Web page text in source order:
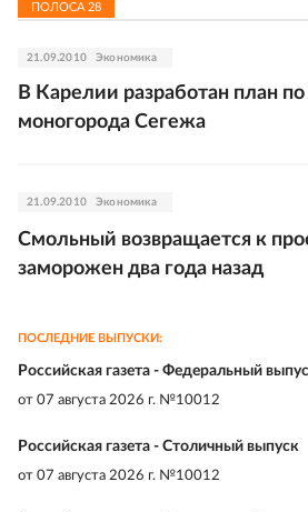
ПОЛОСА 28
21.09.2010 Экономика
В Карелии разработан план
моногорода Сегежа
21.09.2010 Экономика
Смольный возвращается к
заморожен два года назад
ПОСЛЕДНИЕ ВЫПУСКИ:
Российская газета - Федеральный
от 07 августа 2026 г. №10012
Российская газета - Столичный выпуск
от 07 августа 2026 г. №10012